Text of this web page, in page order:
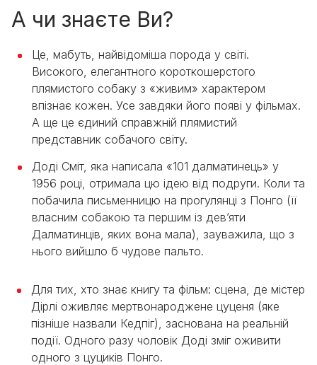
А чи знаєте Ви?
Це, мабуть, найвідоміша порода у світі.
Високого, елегантного короткошерстого
плямистого собаку з «живим» характером
впізнає кожен. Усе завдяки його появі у фільмах.
А ще це єдиний справжній плямистий
представник собачого світу.
Доді Сміт, яка написала «101 далматинець» у
1956 році, отримала цю ідею від подруги. Коли та
побачила письменницю на прогулянці з Понго (її
власним собакою та першим із дев’яти
Далматинців, яких вона мала), зауважила, що з
нього вийшло б чудове пальто.
Для тих, хто знає книгу та фільм: сцена, де містер
Дірлі оживляє мертвонароджене цуценя (яке
пізніше назвали Кедпіг), заснована на реальній
події. Одного разу чоловік Доді зміг оживити
одного з цуциків Понго.